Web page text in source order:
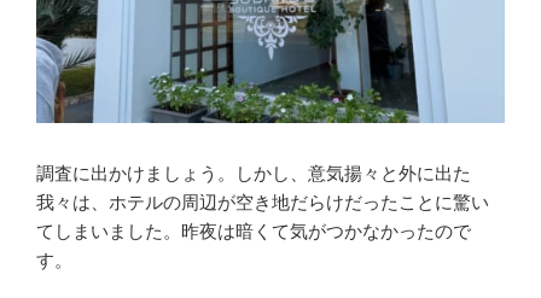
調査に出かけましょう。しかし、意気揚々と外に出た
我々は、ホテルの周辺が空き地だらけだったことに驚い
てしまいました。昨夜は暗くて気がつかなかったので
す。